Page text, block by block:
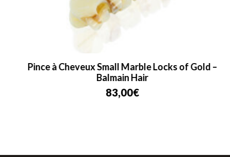
Pince à Cheveux Small Marble Locks of Gold –
Balmain Hair
83,00€